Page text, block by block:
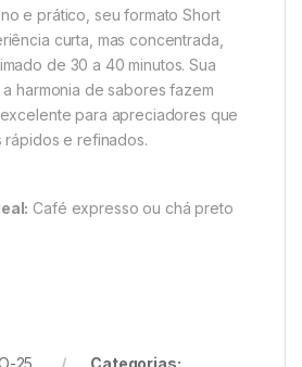
e prático, seu formato Short
curta, mas concentrada,
de 30 a 40 minutos. Sua
harmonia de sabores fazem
para apreciadores que
e refinados.
Café expresso ou chá preto
25 Categorias: